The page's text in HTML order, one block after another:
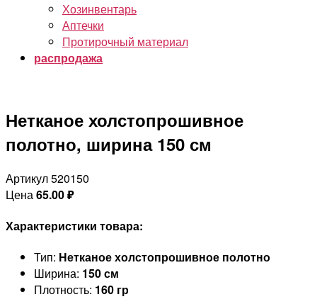
Хозинвентарь
Аптечки
Протирочный материал
распродажа
Нетканое холстопрошивное
полотно, ширина 150 см
Артикул 520150
Цена65.00₽
Характеристики товара:
Тип: Нетканое холстопрошивное полотно
Ширина: 150 см
Плотность: 160 гр